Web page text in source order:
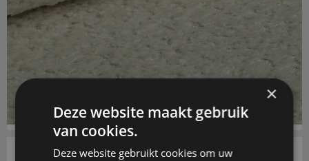
×
Deze website maakt gebruik
van cookies.
Deze website gebruikt cookies om uw